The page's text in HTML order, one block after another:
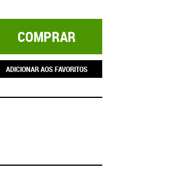
COMPRAR
ADICIONAR AOS FAVORITOS